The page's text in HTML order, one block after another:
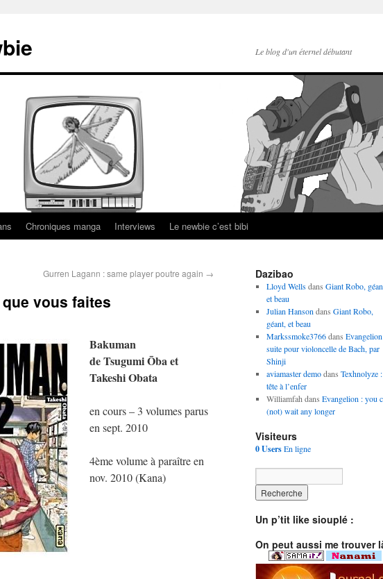
Le blog d'un éternel débutant
Chroniques manga Interviews Le newbie c’est bibi
Gurren Lagann : same player poutre again →
vous faites
Bakuman
de Tsugumi Ōba et
Takeshi Obata
en cours – 3 volumes parus
en sept. 2010
4ème volume à paraître en
nov. 2010 (Kana)
Dazibao
Lloyd Wellsdans Giant Robo,
et beau
Julian Hanson dans Giant Robo,
géant, et beau
Markssmoke3766dans
suite pour violoncelle de Bach, par
Shinji
aviamaster demodans Texhnolyze
tête à l’enfer
Williamfah dans Evangelion : you
(not) wait any longer
Visiteurs
0 UsersEn ligne
Un p’tit like siouplé :
On peut aussi me trouver